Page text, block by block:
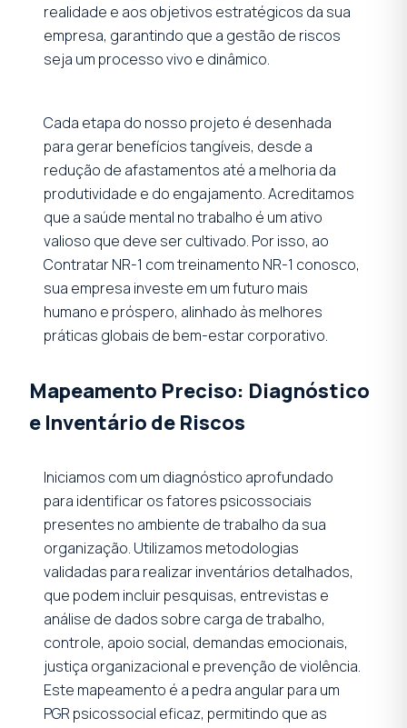
realidade e aos objetivos estratégicos da sua
empresa, garantindo que a gestão de riscos
seja um processo vivo e dinâmico.
Cada etapa do nosso projeto é desenhada
para gerar benefícios tangíveis, desde a
redução de afastamentos até a melhoria da
produtividade e do engajamento. Acreditamos
que a saúde mental no trabalho é um ativo
valioso que deve ser cultivado. Por isso, ao
Contratar NR-1 com treinamento NR-1 conosco,
sua empresa investe em um futuro mais
humano e próspero, alinhado às melhores
práticas globais de bem-estar corporativo.
Mapeamento Preciso: Diagnóstico
e Inventário de Riscos
Iniciamos com um diagnóstico aprofundado
para identificar os fatores psicossociais
presentes no ambiente de trabalho da sua
organização. Utilizamos metodologias
validadas para realizar inventários detalhados,
que podem incluir pesquisas, entrevistas e
análise de dados sobre carga de trabalho,
controle, apoio social, demandas emocionais,
justiça organizacional e prevenção de violência.
Este mapeamento é a pedra angular para um
PGR psicossocial eficaz, permitindo que as